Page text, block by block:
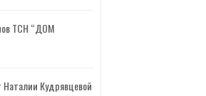
ТСН “ДОМ
Кудрявцевой